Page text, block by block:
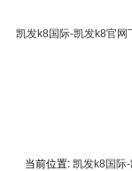
凯发k8国际-凯发k8官网
当前位置: 凯发k8国际